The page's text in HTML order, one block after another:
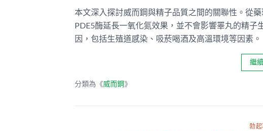
本文深入探討威而鋼與精子品質之間的關聯性。從
PDE5酶延長一氧化氮效果，並不會影響睪丸的精
因，包括生殖道感染、吸菸喝酒及高溫環境等因素。
繼
分類為《威而鋼 》
勃